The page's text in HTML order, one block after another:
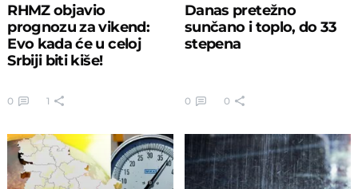
RHMZ objavio
prognozu za vikend:
Evo kada će u celoj
Srbiji biti kiše!
0 1
Danas pretežno
sunčano i toplo, do 33
stepena
0 0